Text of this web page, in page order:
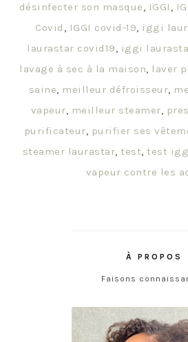
désinfecter son masque, IGGI ,
Covid , IGGI covid-19, iggi
laurastar covid19, iggi
lavage à sec à la maison, laver
saine, meilleur défroisseur,
vapeur, meilleur steamer,
purificateur, purifier ses
steamer laurastar,test,test
vapeur contre les
À PROPOS
Faisons